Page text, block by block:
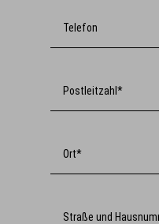
Telefon
Postleitzahl*
Ort*
Straße und